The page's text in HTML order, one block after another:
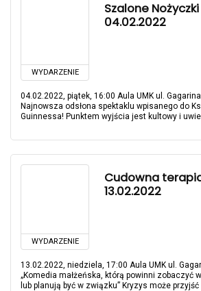
WYDARZENIE
Szalone Nożyczki
04.02.2022
04.02.2022, piątek, 16:00 Aula UMK ul.
Najnowsza odsłona spektaklu wpisanego do
Guinnessa! Punktem wyjścia jest kultowy i
WYDARZENIE
Cudowna
13.02.2022
13.02.2022, niedziela, 17:00 Aula UMK ul.
„Komedia małżeńska, którą powinni zobaczyć
lub planują być w związku” Kryzys może przyjść